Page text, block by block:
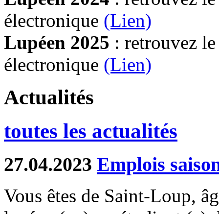
électronique (Lien)
Lupéen 2025 : retrouvez
électronique (Lien)
Actualités
toutes les actualités
27.04.2023 Emplois
Vous êtes de Saint-Loup,